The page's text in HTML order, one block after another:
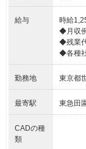
給与
時給
◆月収
◆残業
◆各種
勤務地 東京都
最寄駅 東急田
CADの種
類